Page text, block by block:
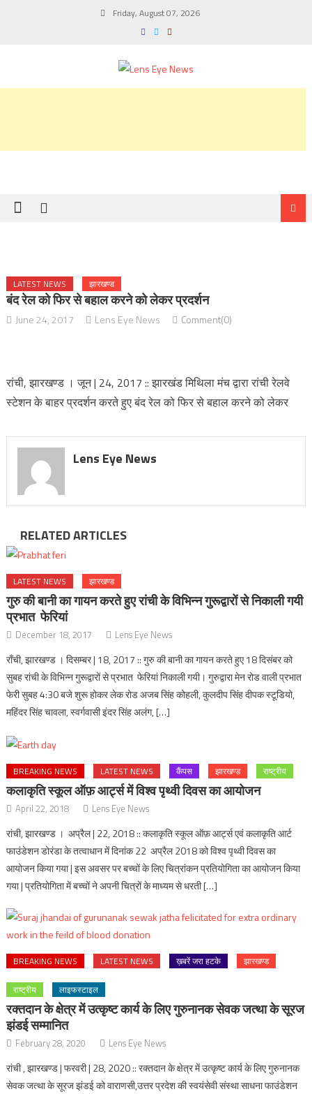
Friday, August 07, 2026
LATEST NEWS झारखण्ड
बंद रेल को फिर से बहाल करने को लेकर प्रदर्शन
June 24, 2017 Lens Eye News Comment(0)
रांची, झारखण्ड । जून | 24, 2017 :: झारखंड मिथिला मंच द्वारा रांची रेलवे
स्टेशन के बाहर प्रदर्शन करते हुए बंद रेल को फिर से बहाल करने को लेकर
Lens Eye News
RELATED ARTICLES
LATEST NEWS झारखण्ड
गुरु की बानी का गायन करते हुए रांची के विभिन्न गुरूद्वारों से निकाली गयी
प्रभात फेरियां
December 18, 2017 Lens Eye News
राँची, झारखण्ड । दिसम्बर | 18, 2017 :: गुरु की बानी का गायन करते हुए 18 दिसंबर को
सुबह रांची के विभिन्न गुरूद्वारों से प्रभात फेरियां निकाली गयी। गुरुद्वारा मेन रोड वाली प्रभात
फेरी सुबह 4:30 बजे शुरू होकर लेक रोड अजब सिंह कोहली, कुलदीप सिंह दीपक स्टूडियो,
महिंदर सिंह चावला, स्वर्गवासी इंदर सिंह अलंग, […]
BREAKING NEWS LATEST NEWS कैंपस झारखण्ड राष्ट्रीय
कलाकृति स्कूल ऑफ़ आर्ट्स में विश्व पृथ्वी दिवस का आयोजन
April 22, 2018 Lens Eye News
रांची, झारखण्ड । अप्रैल | 22, 2018 :: कलाकृति स्कूल ऑफ़ आर्ट्स एवं कलाकृति आर्ट
फाउंडेशन डोरंडा के तत्वाधान में दिनांक 22 अप्रैल 2018 को विश्व पृथ्वी दिवस का
आयोजन किया गया | इस अवसर पर बच्चों के लिए चित्रांकन प्रतियोगिता का आयोजन किया
गया | प्रतियोगिता में बच्चों ने अपनी चित्रों के माध्यम से धरती […]
BREAKING NEWS LATEST NEWS ख़बरें जरा हटके झारखण्ड
राष्ट्रीय लाइफस्टाइल
रक्तदान के क्षेत्र में उत्कृष्ट कार्य के लिए गुरुनानक सेवक जत्था के सूरज
झंडई सम्मानित
February 28, 2020 Lens Eye News
रांची , झारखण्ड | फरवरी | 28, 2020 :: रक्तदान के क्षेत्र में उत्कृष्ट कार्य के लिए गुरुनानक
सेवक जत्था के सूरज झंडई को वाराणसी,उत्तर प्रदेश की स्वयंसेवी संस्था साधना फाउंडेशन